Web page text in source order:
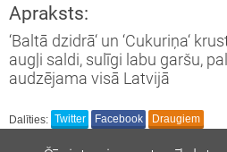
Apraksts:
‘Baltā dzidrā‘ un ‘Cukuriņa‘
augļi saldi, sulīgi labu garšu,
audzējama visā Latvijā
Dalīties: Twitter Facebook Draugiem